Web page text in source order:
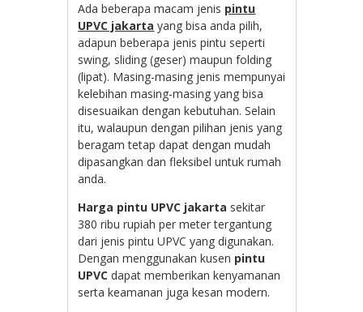
Ada beberapa macam jenis pintu
UPVC jakarta yang bisa anda pilih,
adapun beberapa jenis pintu seperti
swing, sliding (geser) maupun folding
(lipat). Masing-masing jenis mempunyai
kelebihan masing-masing yang bisa
disesuaikan dengan kebutuhan. Selain
itu, walaupun dengan pilihan jenis yang
beragam tetap dapat dengan mudah
dipasangkan dan fleksibel untuk rumah
anda.
Harga pintu UPVC jakarta sekitar
380 ribu rupiah per meter tergantung
dari jenis pintu UPVC yang digunakan.
Dengan menggunakan kusen pintu
UPVC dapat memberikan kenyamanan
serta keamanan juga kesan modern.